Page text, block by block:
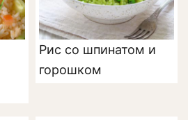
Рис со шпинатом и
горошком